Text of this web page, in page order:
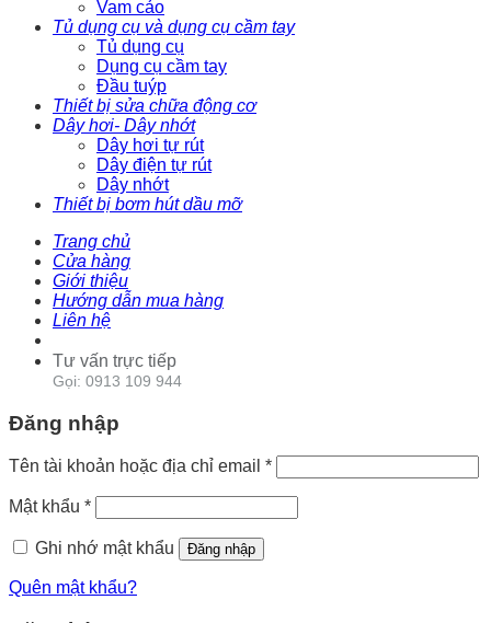
Vam cảo
Tủ dụng cụ và dụng cụ cầm tay
Tủ dụng cụ
Dụng cụ cầm tay
Đầu tuýp
Thiết bị sửa chữa động cơ
Dây hơi- Dây nhớt
Dây hơi tự rút
Dây điện tự rút
Dây nhớt
Thiết bị bơm hút dầu mỡ
Trang chủ
Cửa hàng
Giới thiệu
Hướng dẫn mua hàng
Liên hệ
Tư vấn trực tiếp
Gọi: 0913 109 944
Đăng nhập
Tên tài khoản hoặc địa chỉ email *
Mật khẩu *
Ghi nhớ mật khẩu Đăng nhập
Quên mật khẩu?